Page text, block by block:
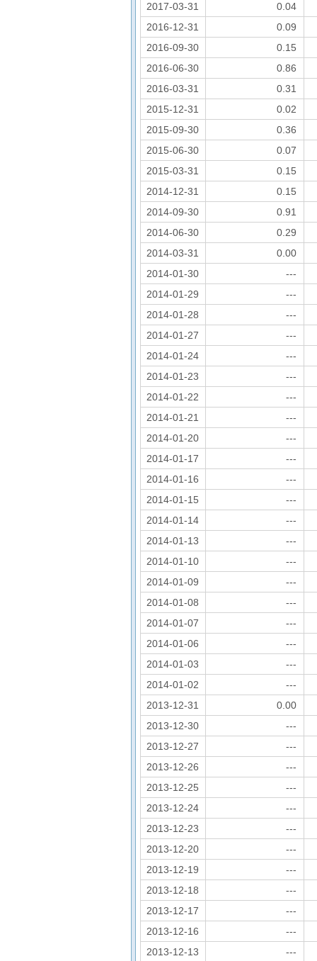
2017-03-31
0.04
2016-12-31
0.09
2016-09-30
0.15
2016-06-30
0.86
2016-03-31
0.31
2015-12-31
0.02
2015-09-30
0.36
2015-06-30
0.07
2015-03-31
0.15
2014-12-31
0.15
2014-09-30
0.91
2014-06-30
0.29
2014-03-31
0.00
2014-01-30
---
2014-01-29
---
2014-01-28
---
2014-01-27
---
2014-01-24
---
2014-01-23
---
2014-01-22
---
2014-01-21
---
2014-01-20
---
2014-01-17
---
2014-01-16
---
2014-01-15
---
2014-01-14
---
2014-01-13
---
2014-01-10
---
2014-01-09
---
2014-01-08
---
2014-01-07
---
2014-01-06
---
2014-01-03
---
2014-01-02
---
2013-12-31
0.00
2013-12-30
---
2013-12-27
---
2013-12-26
---
2013-12-25
---
2013-12-24
---
2013-12-23
---
2013-12-20
---
2013-12-19
---
2013-12-18
---
2013-12-17
---
2013-12-16
---
2013-12-13
---